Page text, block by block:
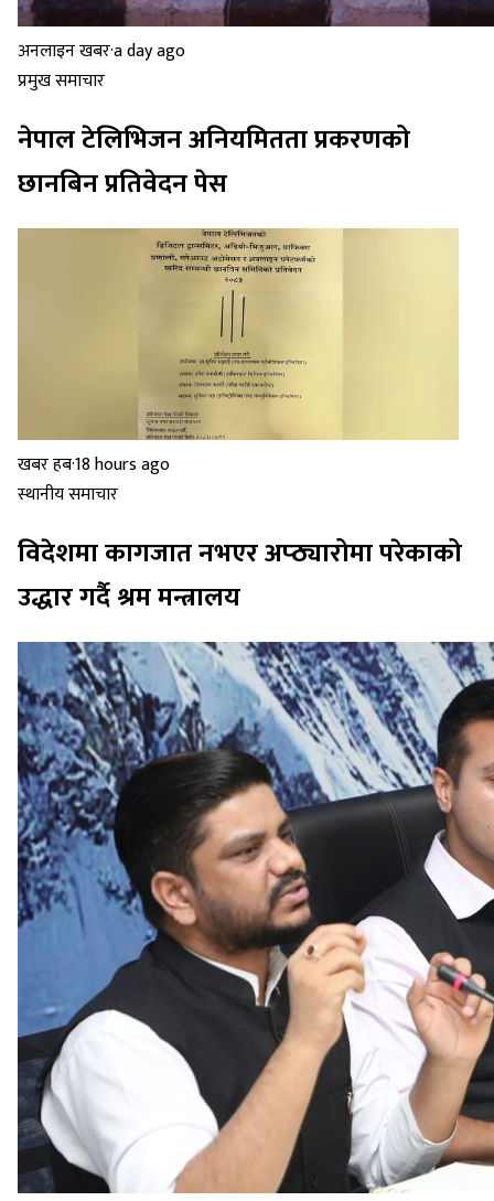
अनलाइन खबर·a day ago
प्रमुख समाचार
नेपाल टेलिभिजन अनियमितता प्रकरणको
छानबिन प्रतिवेदन पेस
खबर हब·18 hours ago
स्थानीय समाचार
विदेशमा कागजात नभएर अप्ठ्यारोमा परेकाको
उद्धार गर्दै श्रम मन्त्रालय